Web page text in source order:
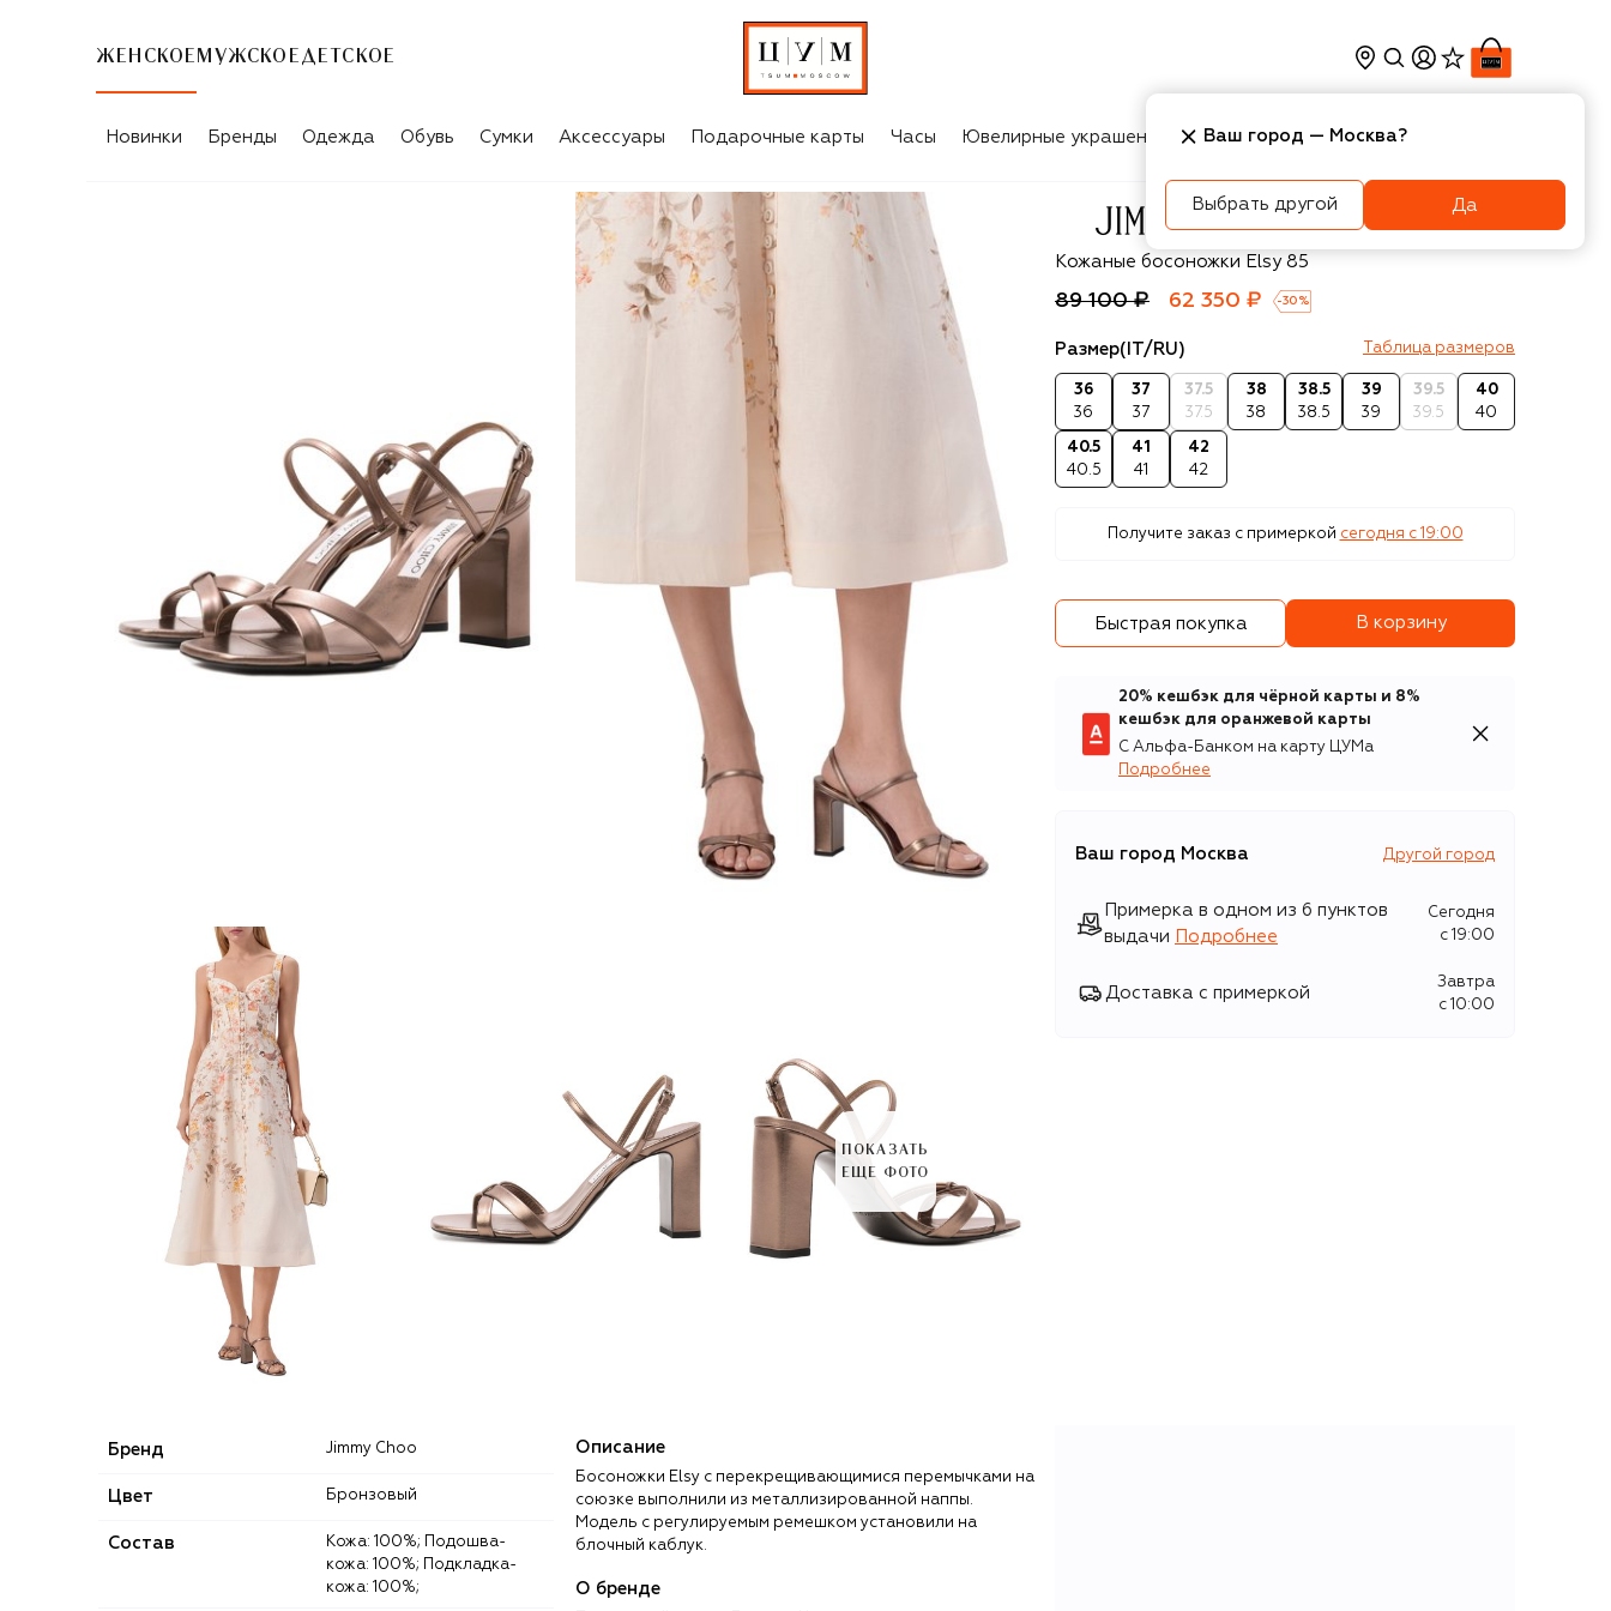
ЖЕНСКОЕ МУЖСКОЕ ДЕТСКОЕ
Новинки Бренды Одежда Обувь Сумки Аксессуары Подарочные карты Часы Ювелирные украшения Косметика Интерьер
ПОКАЗАТЬ
ЕЩЕ ФОТО
Jimmy Choo
Кожаные босоножки Elsy 85
89 100 ₽ 62 350 ₽ -30 %
Размер(IT/RU) Таблица размеров
36
36
37
37
37.5
37.5
38
38
38.5
38.5
39
39
39.5
39.5
40
40
40.5
40.5
41
41
42
42
Получите заказ с примеркой сегодня c 19:00
Быстрая покупка В корзину
20% кешбэк для чёрной карты и 8%
кешбэк для оранжевой карты
С Альфа-Банком на карту ЦУМа
Подробнее
Ваш город Москва Другой город
Примерка в одном из 6 пунктов
выдачи
Подробнее
Сегодня
c 19:00
Доставка с примеркой
Завтра
c 10:00
Бренд Jimmy Choo
Цвет Бронзовый
Состав
Кожа: 100%; Подошва-
кожа: 100%; Подкладка-
кожа: 100%;
Описание
Босоножки Elsy с перекрещивающимися перемычками на
союзке выполнили из металлизированной наппы.
Модель с регулируемым ремешком установили на
блочный каблук.
О бренде
Ваш город — Москва?
Выбрать другой Да